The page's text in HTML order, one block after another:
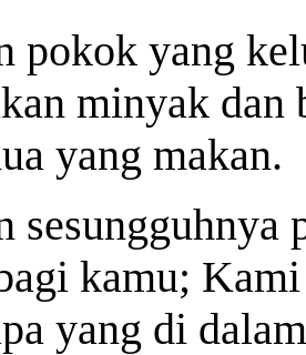
pokok yang
minyak dan
yang makan.
sesungguhnya
kamu;
yang di